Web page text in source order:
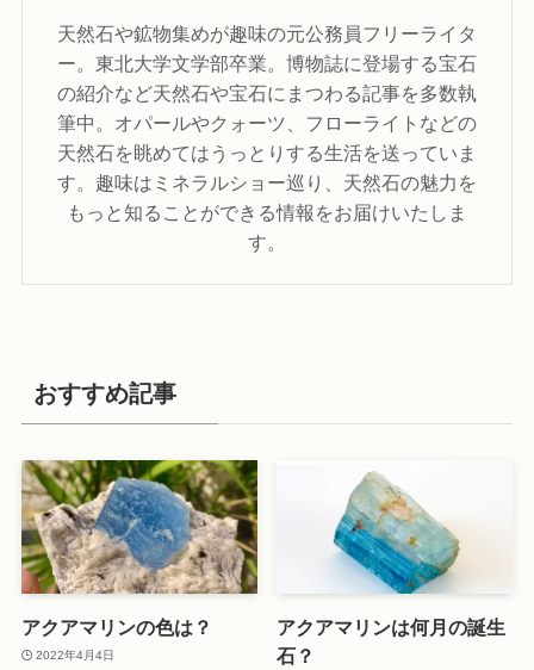
天然石や鉱物集めが趣味の元公務員フリーライタ
ー。東北大学文学部卒業。博物誌に登場する宝石
の紹介など天然石や宝石にまつわる記事を多数執
筆中。オパールやクォーツ、フローライトなどの
天然石を眺めてはうっとりする生活を送っていま
す。趣味はミネラルショー巡り、天然石の魅力を
もっと知ることができる情報をお届けいたしま
す。
おすすめ記事
アクアマリンの色は？
2022年4月4日
アクアマリンは何月の誕生
石？